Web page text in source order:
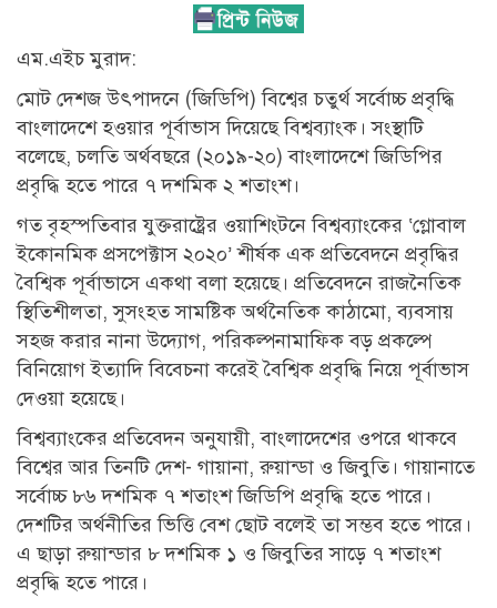
এম.এইচ মুরাদ:
মোট দেশজ উৎপাদনে (জিডিপি) বিশ্বের চতুর্থ সর্বোচ্চ প্রবৃদ্ধি
বাংলাদেশে হওয়ার পূর্বাভাস দিয়েছে বিশ্বব্যাংক। সংস্থাটি
বলেছে, চলতি অর্থবছরে (২০১৯-২০) বাংলাদেশে জিডিপির
প্রবৃদ্ধি হতে পারে ৭ দশমিক ২ শতাংশ।
গত বৃহস্পতিবার যুক্তরাষ্ট্রের ওয়াশিংটনে বিশ্বব্যাংকের ‘গ্লোবাল
ইকোনমিক প্রসপেক্টাস ২০২০’ শীর্ষক এক প্রতিবেদনে প্রবৃদ্ধির
বৈশ্বিক পূর্বাভাসে একথা বলা হয়েছে। প্রতিবেদনে রাজনৈতিক
স্থিতিশীলতা, সুসংহত সামষ্টিক অর্থনৈতিক কাঠামো, ব্যবসায়
সহজ করার নানা উদ্যোগ, পরিকল্পনামাফিক বড় প্রকল্পে
বিনিয়োগ ইত্যাদি বিবেচনা করেই বৈশ্বিক প্রবৃদ্ধি নিয়ে পূর্বাভাস
দেওয়া হয়েছে।
বিশ্বব্যাংকের প্রতিবেদন অনুযায়ী, বাংলাদেশের ওপরে থাকবে
বিশ্বের আর তিনটি দেশ- গায়ানা, রুয়ান্ডা ও জিবুতি। গায়ানাতে
সর্বোচ্চ ৮৬ দশমিক ৭ শতাংশ জিডিপি প্রবৃদ্ধি হতে পারে।
দেশটির অর্থনীতির ভিত্তি বেশ ছোট বলেই তা সম্ভব হতে পারে।
এ ছাড়া রুয়ান্ডার ৮ দশমিক ১ ও জিবুতির সাড়ে ৭ শতাংশ
প্রবৃদ্ধি হতে পারে।